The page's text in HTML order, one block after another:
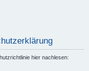
hier nachlesen: